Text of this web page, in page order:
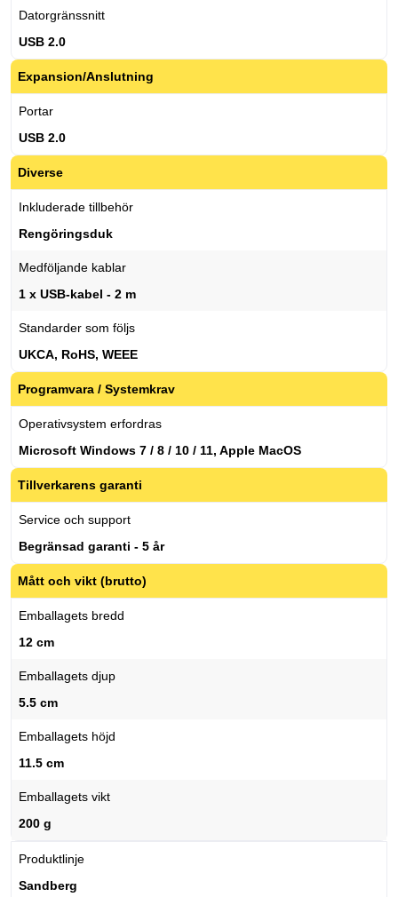
Datorgränssnitt
USB 2.0
Expansion/Anslutning
Portar
USB 2.0
Diverse
Inkluderade tillbehör
Rengöringsduk
Medföljande kablar
1 x USB-kabel - 2 m
Standarder som följs
UKCA, RoHS, WEEE
Programvara / Systemkrav
Operativsystem erfordras
Microsoft Windows 7 / 8 / 10 / 11, Apple MacOS
Tillverkarens garanti
Service och support
Begränsad garanti - 5 år
Mått och vikt (brutto)
Emballagets bredd
12 cm
Emballagets djup
5.5 cm
Emballagets höjd
11.5 cm
Emballagets vikt
200 g
Produktlinje
Sandberg